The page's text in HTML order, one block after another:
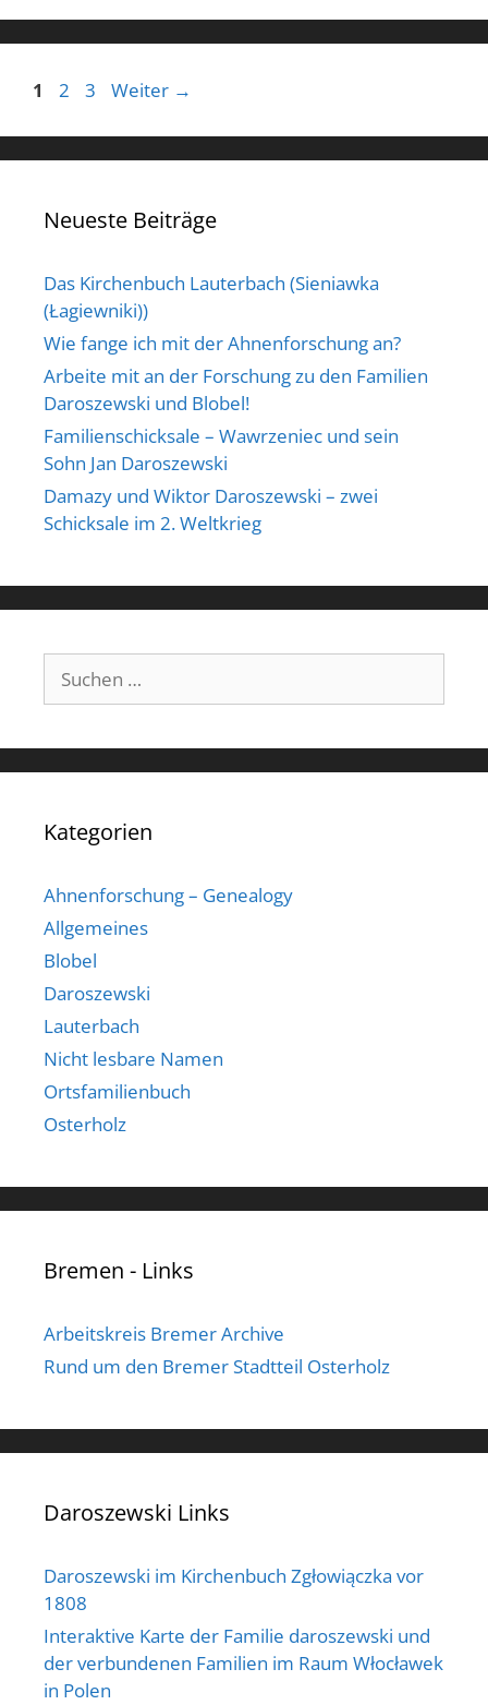
Seite
1 Seite
2 Seite
3 Weiter →
Neueste Beiträge
Das Kirchenbuch Lauterbach (Sieniawka
(Łagiewniki))
Wie fange ich mit der Ahnenforschung an?
Arbeite mit an der Forschung zu den Familien
Daroszewski und Blobel!
Familienschicksale – Wawrzeniec und sein
Sohn Jan Daroszewski
Damazy und Wiktor Daroszewski – zwei
Schicksale im 2. Weltkrieg
Suchen
nach:
Kategorien
Ahnenforschung – Genealogy
Allgemeines
Blobel
Daroszewski
Lauterbach
Nicht lesbare Namen
Ortsfamilienbuch
Osterholz
Bremen - Links
Arbeitskreis Bremer Archive
Rund um den Bremer Stadtteil Osterholz
Daroszewski Links
Daroszewski im Kirchenbuch Zgłowiączka vor
1808
Interaktive Karte der Familie daroszewski und
der verbundenen Familien im Raum Włocławek
in Polen